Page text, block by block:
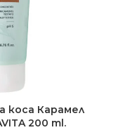
коса Карамел
200 ml.